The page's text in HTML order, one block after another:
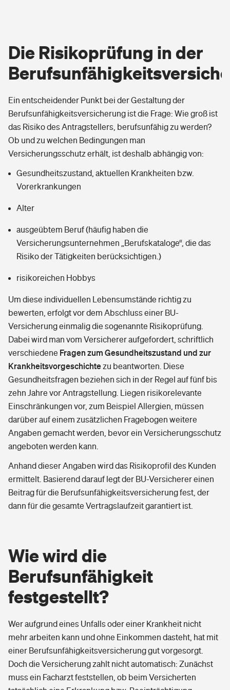
konkret auf diese eine neue Tätigkeit
verweisen und muss keine BU-Rente
auszahlen.
Die Risikoprüfung in der
Ein entscheidender Punkt bei der Gestaltung der
Berufsunfähigkeitsversicherung ist die Frage: Wie groß ist
das Risiko des Antragstellers, berufsunfähig zu werden?
Ob und zu welchen Bedingungen man
Versicherungsschutz erhält, ist deshalb abhängig von:
Gesundheitszustand, aktuellen Krankheiten bzw.
Vorerkrankungen
Alter
ausgeübtem Beruf (häufig haben die
Versicherungsunternehmen „Berufskataloge“, die das
Risiko der Tätigkeiten berücksichtigen.)
risikoreichen Hobbys
Um diese individuellen Lebensumstände richtig zu
bewerten, erfolgt vor dem Abschluss einer BU-
Versicherung einmalig die sogenannte Risikoprüfung.
Dabei wird man vom Versicherer aufgefordert, schriftlich
verschiedene Fragen zum Gesundheitszustand und zur
Krankheitsvorgeschichtezu beantworten. Diese
Gesundheitsfragen beziehen sich in der Regel auf fünf bis
zehn Jahre vor Antragstellung. Liegen risikorelevante
Einschränkungen vor, zum Beispiel Allergien, müssen
darüber auf einem zusätzlichen Fragebogen weitere
Angaben gemacht werden, bevor ein Versicherungsschutz
angeboten werden kann.
Anhand dieser Angaben wird das Risikoprofil des Kunden
ermittelt. Basierend darauf legt der BU-Versicherer einen
Beitrag für die Berufsunfähigkeitsversicherung fest, der
dann für die gesamte Vertragslaufzeit garantiert ist.
Wie wird die
Berufsunfähigkeit
festgestellt?
Wer aufgrund eines Unfalls oder einer Krankheit nicht
mehr arbeiten kann und ohne Einkommen dasteht, hat mit
einer Berufsunfähigkeitsversicherung gut vorgesorgt.
Doch die Versicherung zahlt nicht automatisch: Zunächst
muss ein Facharzt feststellen, ob beim Versicherten